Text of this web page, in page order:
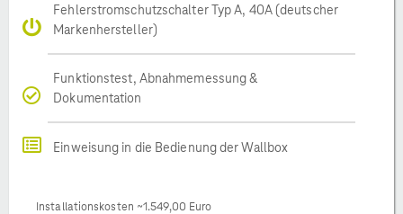
Fehlerstromschutzschalter Typ A, 40A (deutscher
Markenhersteller)
Funktionstest, Abnahmemessung &
Dokumentation
Einweisung in die Bedienung der Wallbox
Installationskosten ~1.549,00 Euro